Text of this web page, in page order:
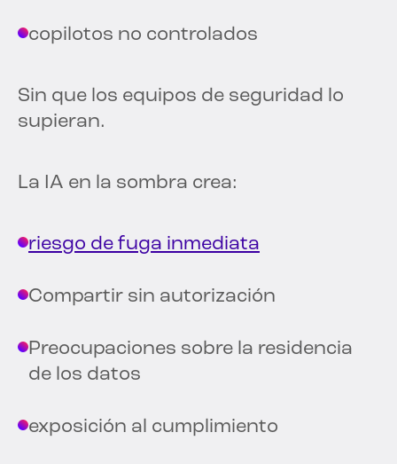
copilotos no controlados
Sin que los equipos de seguridad lo
supieran.
La IA en la sombra crea:
riesgo de fuga inmediata
Compartir sin autorización
Preocupaciones sobre la residencia
de los datos
exposición al cumplimiento